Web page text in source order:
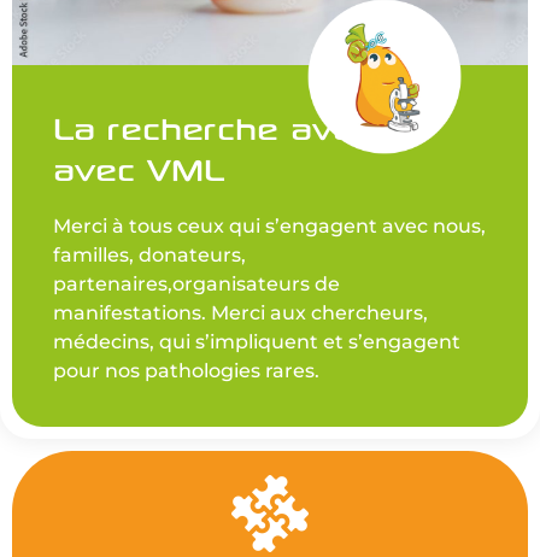
La recherche avance
avec VML
Merci à tous ceux qui s’engagent avec nous,
familles, donateurs,
partenaires,organisateurs de
manifestations. Merci aux chercheurs,
médecins, qui s’impliquent et s’engagent
pour nos pathologies rares.